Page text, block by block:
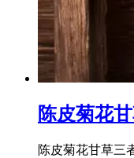
陈皮菊花
陈皮菊花甘草三